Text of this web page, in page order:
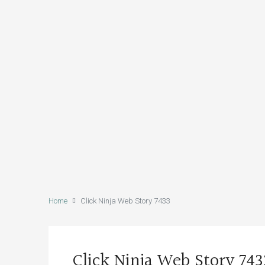
Home Click Ninja Web Story 7433